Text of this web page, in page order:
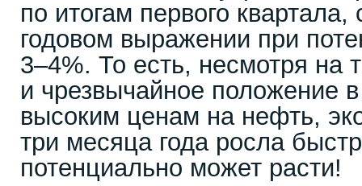
по итогам первого
годовом выражении при
3–4%. То есть, несмотря на
и чрезвычайное положение
высоким ценам на нефть,
три месяца года росла
потенциально может расти!